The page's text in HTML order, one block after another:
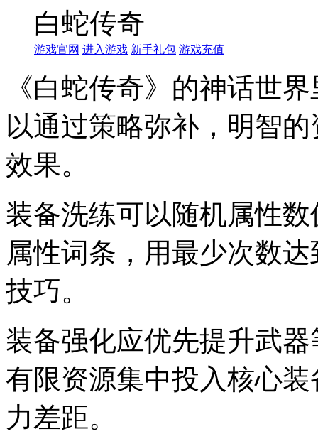
白蛇传奇
游戏官网 进入游戏 新手礼包 游戏充值
《白蛇传奇》的神话世
以通过策略弥补，明智
效果。
装备洗练可以随机属性
属性词条，用最少次数
技巧。
装备强化应优先提升武
有限资源集中投入核心
力差距。